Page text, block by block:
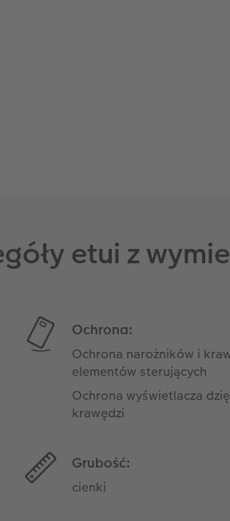
etui z
Ochrona:
Ochrona narożników i
elementów sterujących
Ochrona wyświetlacza
krawędzi
Grubość:
cienki